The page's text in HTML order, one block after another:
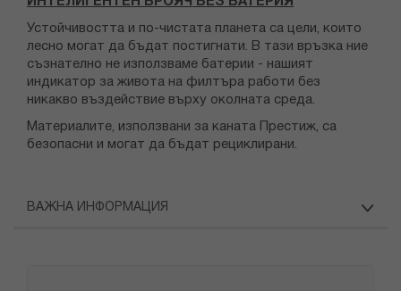
Устойчивостта и по-чистата планета са цели, които
лесно могат да бъдат постигнати. В тази връзка ние
съзнателно не използваме батерии - нашият
индикатор за живота на филтъра работи без
никакво въздействие върху околната среда.
Материалите, използвани за каната Престиж, са
безопасни и могат да бъдат рециклирани.
ВАЖНА ИНФОРМАЦИЯ